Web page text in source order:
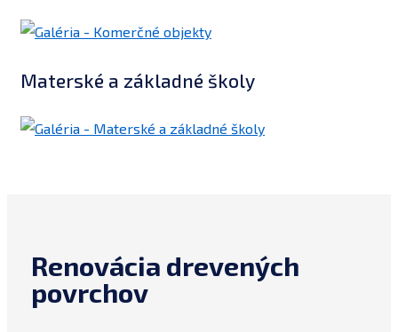
Materské a základné školy
Renovácia drevených
povrchov